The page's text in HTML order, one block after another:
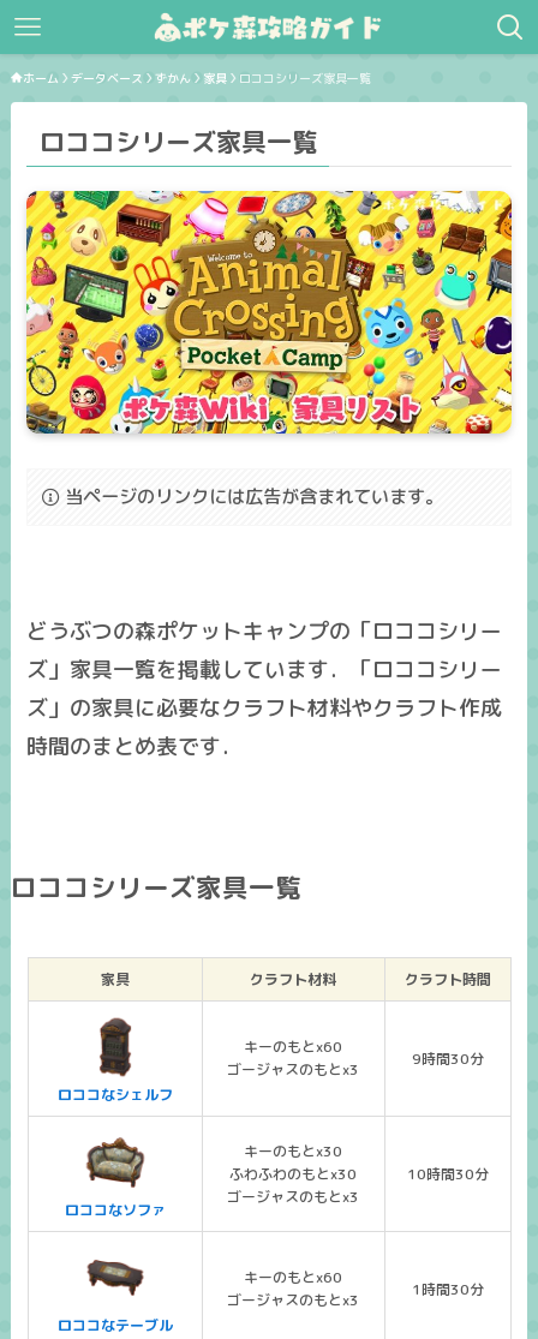
ホーム データベース ずかん 家具 ロココシリーズ家具一覧
ロココシリーズ家具一覧
当ページのリンクには広告が含まれています。
どうぶつの森ポケットキャンプの「ロココシリー
ズ」家具一覧を掲載しています．「ロココシリー
ズ」の家具に必要なクラフト材料やクラフト作成
時間のまとめ表です．
ロココシリーズ家具一覧
家具 クラフト材料 クラフト時間
ロココなシェルフ
キーのもとx60
ゴージャスのもとx3
9時間30分
ロココなソファ
キーのもとx30
ふわふわのもとx30
ゴージャスのもとx3
10時間30分
ロココなテーブル
キーのもとx60
ゴージャスのもとx3
1時間30分